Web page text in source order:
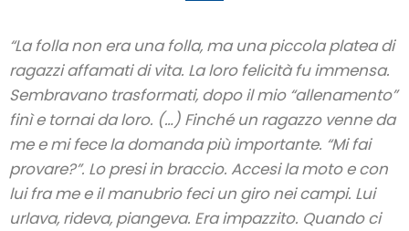
“La folla non era una folla, ma una piccola platea di
ragazzi affamati di vita. La loro felicità fu immensa.
Sembravano trasformati, dopo il mio “allenamento”
finì e tornai da loro. (…) Finché un ragazzo venne da
me e mi fece la domanda più importante. “Mi fai
provare?”. Lo presi in braccio. Accesi la moto e con
lui fra me e il manubrio feci un giro nei campi. Lui
urlava, rideva, piangeva. Era impazzito. Quando ci